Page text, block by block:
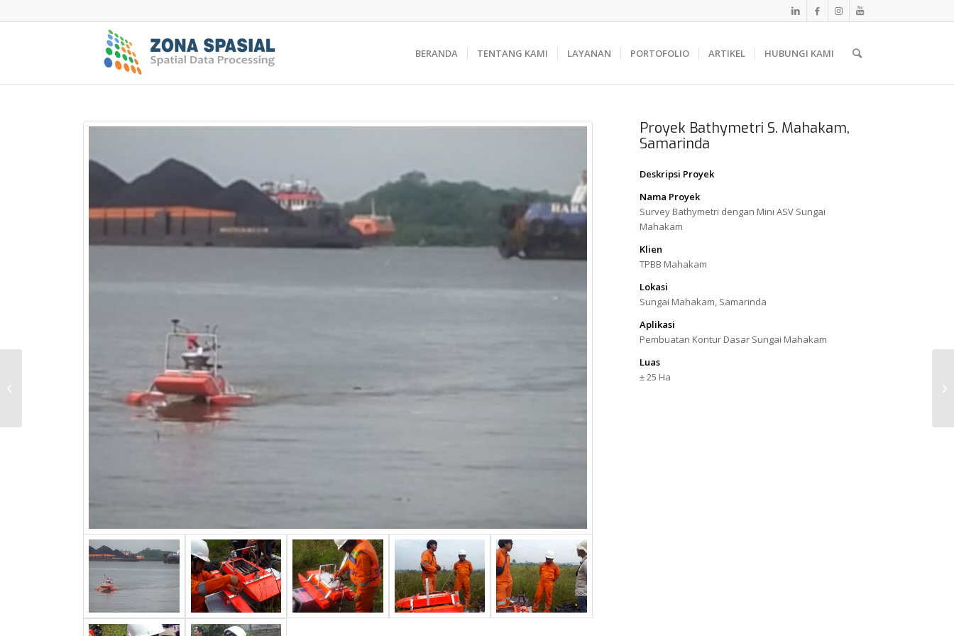
BERANDA TENTANG KAMI LAYANAN PORTOFOLIO ARTIKEL HUBUNGI KAMI
Proyek Bathymetri S. Mahakam,
Samarinda
Deskripsi Proyek
Nama Proyek
Survey Bathymetri dengan Mini ASV Sungai
Mahakam
Klien
TPBB Mahakam
Lokasi
Sungai Mahakam, Samarinda
Aplikasi
Pembuatan Kontur Dasar Sungai Mahakam
Luas
± 25 Ha
Survey Bathymetri
Barelang S. Cimanuk